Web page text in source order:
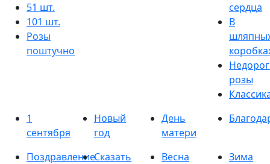
51 шт.
101 шт.
Розы
поштучно
сердца
В
розы
1
сентября
Новый
год
День
матери
ПоздравлениеСказать
Весна Зима